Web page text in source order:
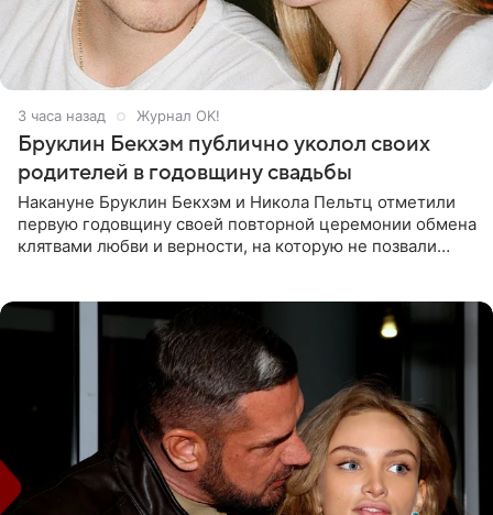
3 часа назад Журнал OK!
Бруклин Бекхэм публично уколол своих
родителей в годовщину свадьбы
Накануне Бруклин Бекхэм и Никола Пельтц отметили
первую годовщину своей повторной церемонии обмена
клятвами любви и верности, на которую не позвали